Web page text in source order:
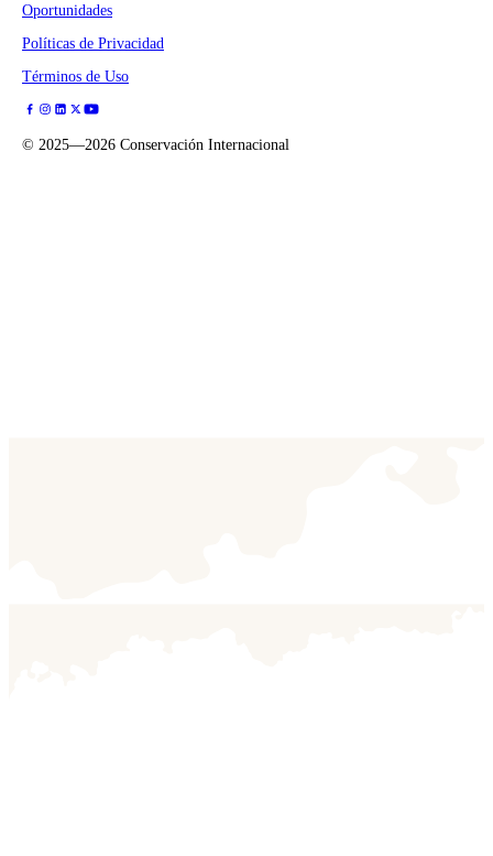
Oportunidades
Políticas de Privacidad
Términos de Uso
© 2025—2026 Conservación Internacional